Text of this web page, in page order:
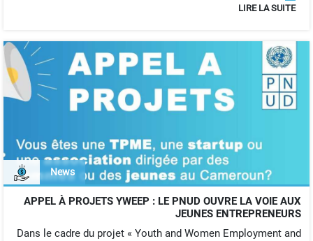
LIRE LA SUITE
News
APPEL À PROJETS YWEEP : LE PNUD OUVRE LA VOIE AUX
JEUNES ENTREPRENEURS
Dans le cadre du projet « Youth and Women Employment and